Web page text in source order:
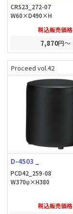
CRS23_272-07
W60×D490×H
税込販売価格
7,870円～
Proceed vol.42
D-4503 _
PCD42_259-08
W370φ×H380
税込販売価格